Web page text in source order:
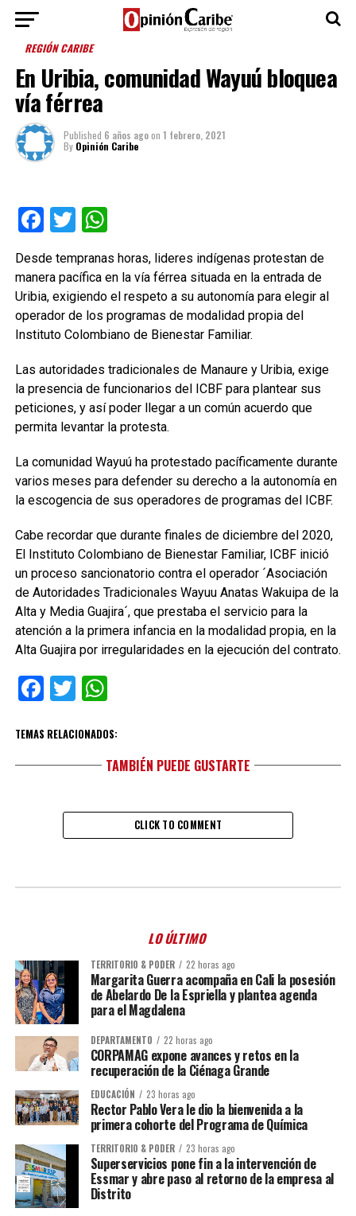
REGIÓN CARIBE
En Uribia, comunidad Wayuú bloquea
vía férrea
Published 6 años agoon 1 febrero, 2021
By Opinión Caribe
Facebook
TwitterWhatsApp
Desde tempranas horas, lideres indígenas protestan de
manera pacífica en la vía férrea situada en la entrada de
Uribia, exigiendo el respeto a su autonomía para elegir al
operador de los programas de modalidad propia del
Instituto Colombiano de Bienestar Familiar.
Las autoridades tradicionales de Manaure y Uribia, exige
la presencia de funcionarios del ICBF para plantear sus
peticiones, y así poder llegar a un común acuerdo que
permita levantar la protesta.
La comunidad Wayuú ha protestado pacíficamente durante
varios meses para defender su derecho a la autonomía en
la escogencia de sus operadores de programas del ICBF.
Cabe recordar que durante finales de diciembre del 2020,
El Instituto Colombiano de Bienestar Familiar, ICBF inició
un proceso sancionatorio contra el operador ´Asociación
de Autoridades Tradicionales Wayuu Anatas Wakuipa de la
Alta y Media Guajira´, que prestaba el servicio para la
atención a la primera infancia en la modalidad propia, en la
Alta Guajira por irregularidades en la ejecución del contrato.
Facebook
TwitterWhatsApp
TEMAS RELACIONADOS:
TAMBIÉN PUEDE GUSTARTE
CLICK TO COMMENT
LO ÚLTIMO
TERRITORIO & PODER 22 horas ago
Margarita Guerra acompaña en Cali la posesión
de Abelardo De la Espriella y plantea agenda
para el Magdalena
DEPARTAMENTO 22 horas ago
CORPAMAG expone avances y retos en la
recuperación de la Ciénaga Grande
EDUCACIÓN 23 horas ago
Rector Pablo Vera le dio la bienvenida a la
primera cohorte del Programa de Química
TERRITORIO & PODER 23 horas ago
Superservicios pone fin a la intervención de
Essmar y abre paso al retorno de la empresa al
Distrito